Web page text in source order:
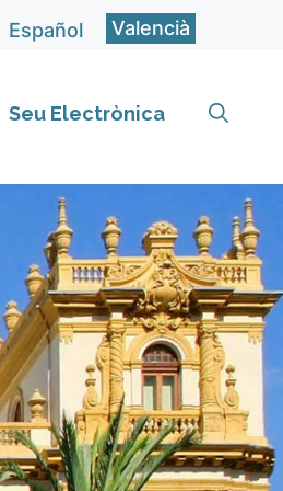
Español Valencià
Seu Electrònica